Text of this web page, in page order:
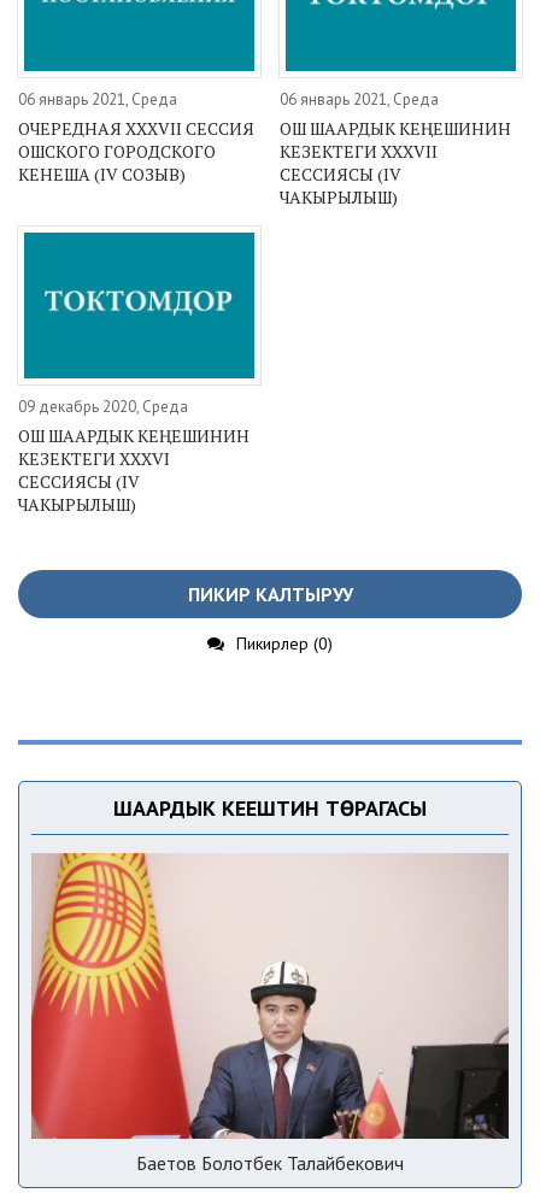
06 январь 2021, Среда
ОЧЕРЕДНАЯ XXXVII СЕССИЯ
ОШСКОГО ГОРОДСКОГО
КЕНЕША (IV СОЗЫВ)
06 январь 2021, Среда
ОШ ШААРДЫК КЕҢЕШИНИН
КЕЗЕКТЕГИ XXXVII
СЕССИЯСЫ (IV
ЧАКЫРЫЛЫШ)
09 декабрь 2020, Среда
ОШ ШААРДЫК КЕҢЕШИНИН
КЕЗЕКТЕГИ XXXVI
СЕССИЯСЫ (IV
ЧАКЫРЫЛЫШ)
ПИКИР КАЛТЫРУУ
Пикирлер (0)
ШААРДЫК КЕҢЕШТИН ТӨРАГАСЫ
Баетов Болотбек Талайбекович